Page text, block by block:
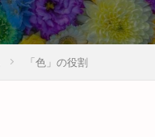
「色」の役割